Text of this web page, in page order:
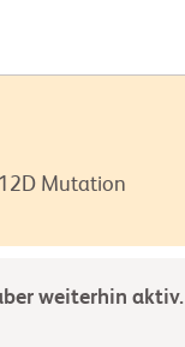
Mutation
weiterhin aktiv.